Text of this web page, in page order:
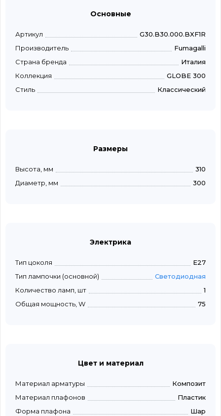
Основные
Артикул
G30.B30.000.BXF1R
Производитель
Fumagalli
Страна бренда
Италия
Коллекция
GLOBE 300
Стиль
Классический
Размеры
Высота, мм
310
Диаметр, мм
300
Электрика
Тип цоколя
E27
Тип лампочки (основной)
Светодиодная
Количество ламп, шт
1
Общая мощность, W
75
Цвет и материал
Материал арматуры
Композит
Материал плафонов
Пластик
Форма плафона
Шар